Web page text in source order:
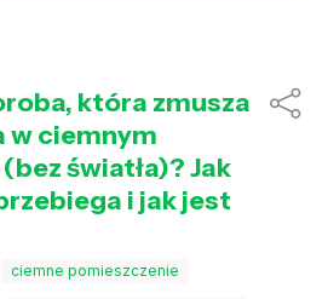
która zmusza
w ciemnym
światła)? Jak
i jak jest
ciemne pomieszczenie